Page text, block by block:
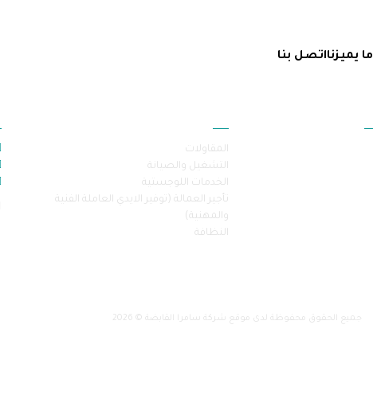
ما يميزنااتصل بنا
المقاولات
التشغيل والصيانة
الخدمات اللوجستية
تأجير العمالة (توفير الايدي العاملة الفنية
والمهنية)
النظافة
جميع الحقوق محفوظة لدى موقع شركة سامرا القابضة © 2026